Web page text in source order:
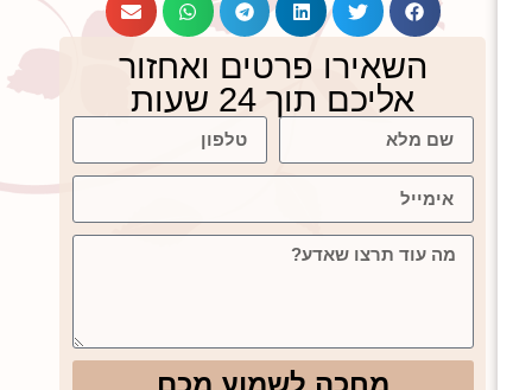
השאירו פרטים ואחזור
אליכם תוך 24 שעות
מחכה לשמוע מכם